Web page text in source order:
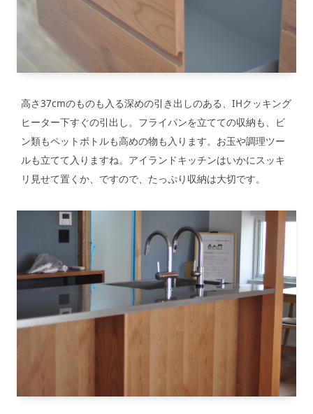
高さ37cmのものも入る深めの引き出しのある、IHクッキング
ヒーター下すぐの引出し。フライパンを立てての収納も、ビ
ン類もペットボトルも高めの物も入ります。お玉や調理ツー
ルも立てて入りますね。アイランドキッチンはいかにスッキ
リ見せて置くか、ですので、たっぷり収納は大切です。